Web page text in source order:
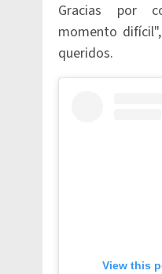
Gracias por
momento
queridos.
View this